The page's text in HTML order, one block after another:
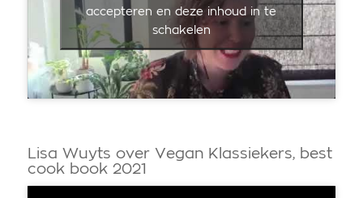
accepteren en deze inhoud in te
schakelen
Lisa Wuyts over Vegan Klassiekers, best
cook book 2021